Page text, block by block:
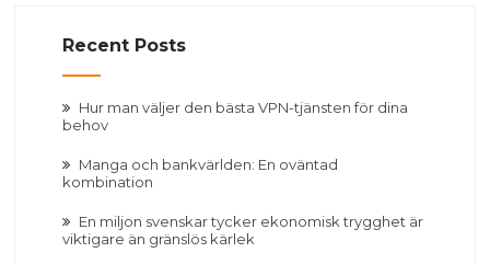
Recent Posts
Hur man väljer den bästa VPN-tjänsten för dina
behov
Manga och bankvärlden: En oväntad
kombination
En miljon svenskar tycker ekonomisk trygghet är
viktigare än gränslös kärlek